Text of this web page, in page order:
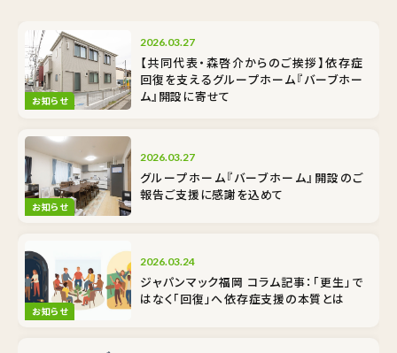
お知らせ
2026.03.27
【共同代表・森啓介からのご挨拶】依存症
回復を支えるグループホーム『バーブホー
ム』開設に寄せて
お知らせ
2026.03.27
グループホーム『バーブホーム』開設のご
報告――ご支援に感謝を込めて
お知らせ
2026.03.24
ジャパンマック福岡 コラム記事：「更生」で
はなく「回復」へ――依存症支援の本質とは